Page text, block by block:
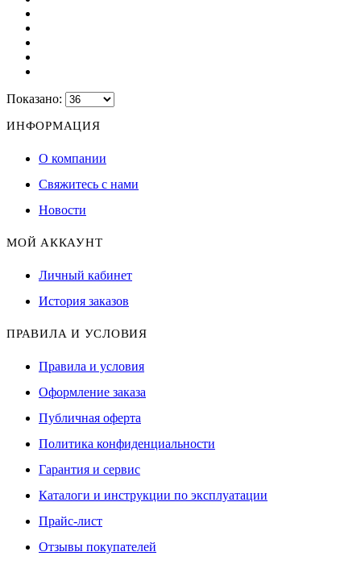
Показано:
ИНФОРМАЦИЯ
О компании
Свяжитесь с нами
Новости
МОЙ АККАУНТ
Личный кабинет
История заказов
ПРАВИЛА И УСЛОВИЯ
Правила и условия
Оформление заказа
Публичная оферта
Политика конфиденциальности
Гарантия и сервис
Каталоги и инструкции по эксплуатации
Прайс-лист
Отзывы покупателей